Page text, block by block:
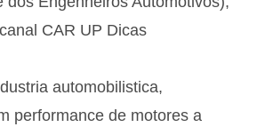
CAR UP Dicas
automobilistica,
performance de motores a